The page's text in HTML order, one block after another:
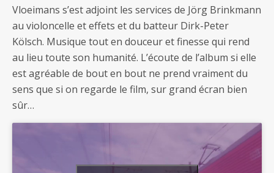
Vloeimans s’est adjoint les services de Jörg Brinkmann
au violoncelle et effets et du batteur Dirk-Peter
Kölsch. Musique tout en douceur et finesse qui rend
au lieu toute son humanité. L’écoute de l’album si elle
est agréable de bout en bout ne prend vraiment du
sens que si on regarde le film, sur grand écran bien
sûr…